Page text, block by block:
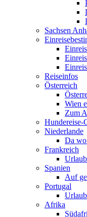
Sachsen
Reiseinfos
Österreich
Wien
Zum
Hundereise-
Niederlande
Da wo
Frankreich
Spanien
Auf
Portugal
Afrika